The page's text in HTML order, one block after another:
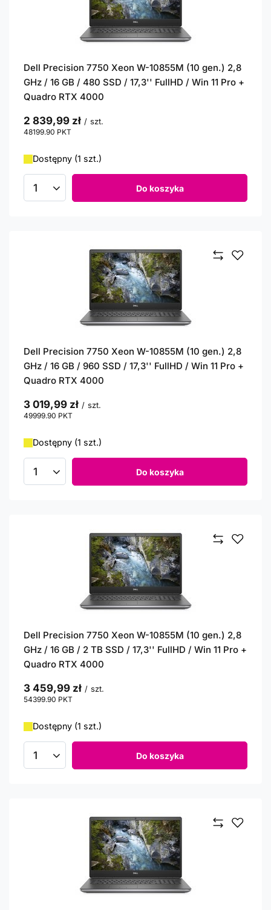
Dell Precision 7750 Xeon W-10855M (10 gen.) 2,8
GHz / 16 GB / 480 SSD / 17,3'' FullHD / Win 11 Pro +
Quadro RTX 4000
2 839,99 zł / szt.
48199.90 PKT
Dostępny (1 szt.)
Ilość produktów Do koszyka
Dell Precision 7750 Xeon W-10855M (10 gen.) 2,8
GHz / 16 GB / 960 SSD / 17,3'' FullHD / Win 11 Pro +
Quadro RTX 4000
3 019,99 zł / szt.
49999.90 PKT
Dostępny (1 szt.)
Ilość produktów Do koszyka
Dell Precision 7750 Xeon W-10855M (10 gen.) 2,8
GHz / 16 GB / 2 TB SSD / 17,3'' FullHD / Win 11 Pro +
Quadro RTX 4000
3 459,99 zł / szt.
54399.90 PKT
Dostępny (1 szt.)
Ilość produktów Do koszyka